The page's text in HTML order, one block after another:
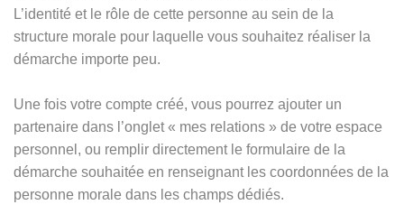
L’identité et le rôle de cette personne au sein de la
structure morale pour laquelle vous souhaitez réaliser la
démarche importe peu.
Une fois votre compte créé, vous pourrez ajouter un
partenaire dans l’onglet « mes relations » de votre espace
personnel, ou remplir directement le formulaire de la
démarche souhaitée en renseignant les coordonnées de la
personne morale dans les champs dédiés.